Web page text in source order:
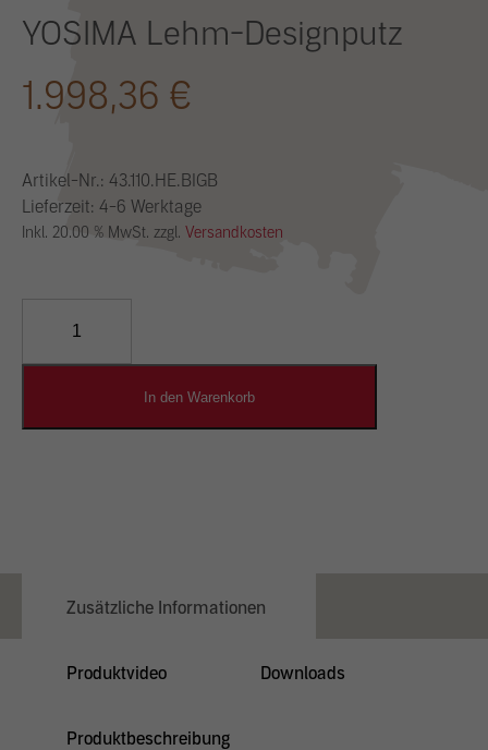
YOSIMA Lehm-Designputz
1.998,36 €
Artikel-Nr.: 43.110.HE.BIGB
Lieferzeit: 4-6 Werktage
Inkl. 20.00 % MwSt. zzgl. Versandkosten
Designputz
In den Warenkorb
Zusätzliche Informationen
Produktvideo Downloads
Produktbeschreibung